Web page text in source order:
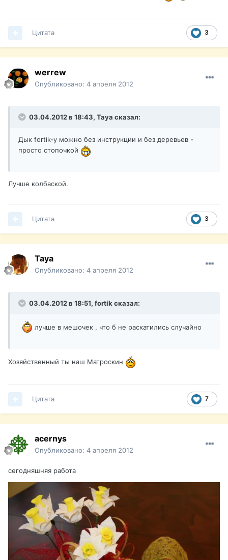
3
Цитата
werrew
Опубликовано: 4 апреля 2012
03.04.2012 в 18:43, Taya сказал:
Дык fortik-y можно без инструкции и без деревьев -
просто стопочкой
Лучше колбаской.
3
Цитата
Taya
Опубликовано: 4 апреля 2012
03.04.2012 в 18:51, fortik сказал:
лучше в мешочек , что б не раскатились случайно
Хозяйственный ты наш Матроскин
7
Цитата
acernys
Опубликовано: 4 апреля 2012
сегодняшняя работа